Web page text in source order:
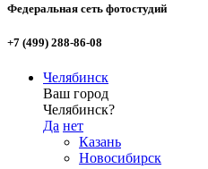
Федеральная сеть фотостудий
+7 (499) 288-86-08
Челябинск
Ваш город
Челябинск?
Да нет
Казань
Новосибирск